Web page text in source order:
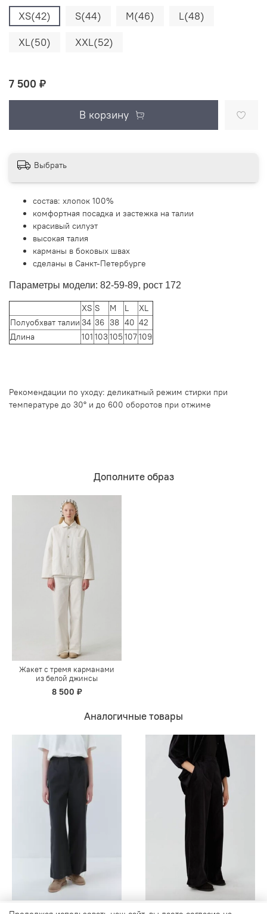
XS(42)
S(44) M(46)
L(48)
XL(50)
XXL(52)
7 500 ₽
В корзину
Выбрать
состав: хлопок 100%
комфортная посадка и застежка на талии
красивый силуэт
высокая талия
карманы в боковых швах
сделаны в Санкт-Петербурге
Параметры модели: 82-59-89, рост 172
XS S M L
XL
Полуобхват талии 34 36 38 40 42
Длина
101 103105107109
Рекомендации по уходу: деликатный режим стирки при
температуре до 30° и до 600 оборотов при отжиме
Дополните образ
Жакет с тремя карманами
из белой джинсы
8 500 ₽
Аналогичные товары